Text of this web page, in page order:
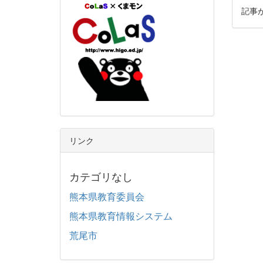
記事
リンク
カテゴリなし
熊本県教育委員会
熊本県教育情報システム
荒尾市